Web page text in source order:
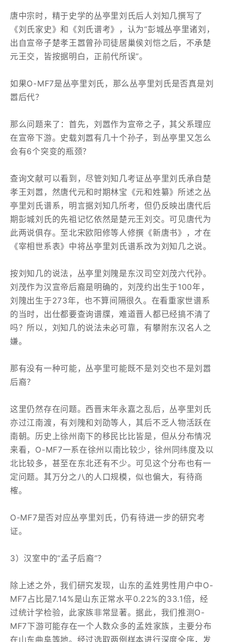
唐中宗时，精于史学的丛亭里刘氏后人刘知几撰写了
《刘氏家史》和《刘氏谱考》，认为“彭城丛亭里诸刘，
出自宣帝子楚孝王嚣曾孙司徒居巢侯刘恺之后，不承楚
元王交，皆按据明白，正前代所误”。
如果O-MF7是丛亭里刘氏，那么丛亭里刘氏是否真是刘
嚣后代？
那么问题来了：首先，刘嚣作为宣帝之子，其父系理应
在宣帝下游。史载刘嚣有几十个孙子，到丛亭里又怎么
会有6个突变的瓶颈？
查询文献可以看到，尽管刘知几考证丛亭里刘氏承自楚
孝王刘嚣，然唐代元和时期林宝《元和姓纂》所述之丛
亭里刘氏谱系，明言据刘知几所考，但仍反映出唐代后
期彭城刘氏的先祖记忆依然是楚元王刘交。可见唐代为
此两说俱存。至北宋欧阳修等人修撰《新唐书》，才在
《宰相世系表》中将丛亭里刘氏谱系改为刘知几之说。
按刘知几的说法，丛亭里刘隗是东汉司空刘茂六代孙。
刘茂作为汉宣帝后裔是明确的，刘茂约出生于100年，
刘隗出生于273年，也不算间隔很久。在看重家世谱系
的当时，出仕都要查询谱牒，难道晋人都已经搞不清了
吗？所以，刘知几的说法未必可靠，有攀附东汉名人之
嫌。
那有没有一种可能，丛亭里可能既不是刘交也不是刘嚣
后裔？
这里仍然存在问题。西晋末年永嘉之乱后，丛亭里刘氏
亦过江南渡，有刘隗和刘劭等人，其后不乏人物活跃在
南朝。历史上徐州南下的移民比比皆是，但从分布情况
来看，O-MF7一系在徐州以南比较少，徐州同纬度及以
北比较多，甚至在东北还有不少。可见这个分布也有一
定问题。其万分之八的人口规模，似也偏大，有待商
榷。
O-MF7是否对应丛亭里刘氏，仍有待进一步的研究考
证。
3）汉室中的“孟子后裔”？
除上述之外，我们研究发现，山东的孟姓男性用户中O-
MF7占比是7.14%是山东正常水平0.22%的33.1倍，经
过统计学检验，此家族非常显著。据此，我们推测O-
MF7下游可能存在一个人数众多的孟姓家族，主要分布
在山东曲阜等地。经过选取两例样本进行深度全序，发